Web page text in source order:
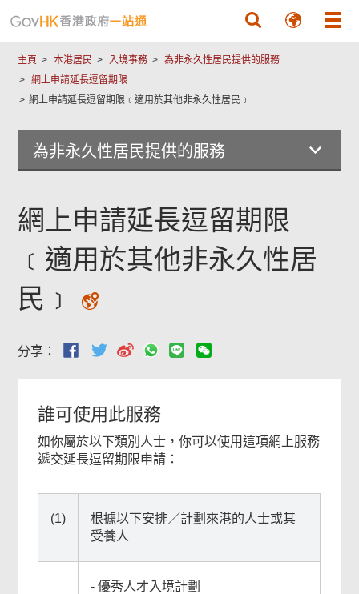
主頁 本港居民 入境事務
為非永久性居民提供的服務
網上申請延長逗留期限
網上申請延長逗留期限﹝適用於其他非永久性居民﹞
為非永久性居民提供的服務
網上申請延長逗留期限
﹝適用於其他非永久性居
民﹞
分享：
誰可使用此服務
如你屬於以下類別人士，你可以使用這項網上服務
遞交延長逗留期限申請：
(1)
根據以下安排／計劃來港的人士或其
受養人
- 優秀人才入境計劃